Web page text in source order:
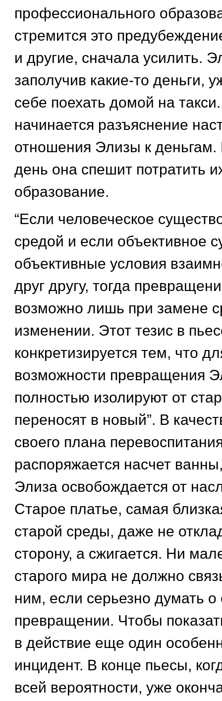
профессионального
стремится это
и другие, сначала усилить.
заполучив какие-то деньги,
себе поехать домой на
начинается разъяснение
отношения Элизы к
день она спешит потратить
образование.
“Если человеческое
средой и если объективное
объективные условия
друг другу, тогда
возможно лишь при замене
изменении. Этот тезис в
конкретизируется тем, что
возможности превращения
полностью изолируют от
переносят в новый”. В
своего плана
распоряжается насчет
Элиза освобождается от
Старое платье, самая
старой среды, даже не
сторону, а сжигается. Ни
старого мира не должно
ним, если серьезно думать о
превращении. Чтобы
в действие еще один
инцидент. В конце пьесы,
всей вероятности, уже